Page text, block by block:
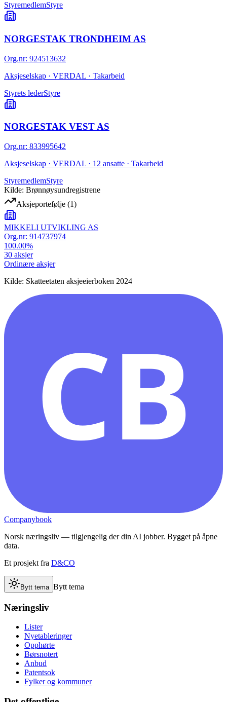
StyremedlemStyre
NORGESTAK TRONDHEIM AS
Org.nr: 924513632
Aksjeselskap · VERDAL · Takarbeid
Styrets lederStyre
NORGESTAK VEST AS
Org.nr: 833995642
Aksjeselskap · VERDAL · 12 ansatte · Takarbeid
StyremedlemStyre
Kilde: Brønnøysundregistrene
Aksjeportefølje (1)
MIKKELI UTVIKLING AS
Org.nr: 914737974
100.00%
30 aksjer
Ordinære aksjer
Kilde: Skatteetaten aksjeeierboken 2024
CB
Companybook
Norsk næringsliv — tilgjengelig der din AI jobber. Bygget på åpne
data.
Et prosjekt fra D&CO
Bytt tema Bytt tema
Næringsliv
Lister
Nyetableringer
Opphørte
Børsnotert
Anbud
Patentsok
Fylker og kommuner